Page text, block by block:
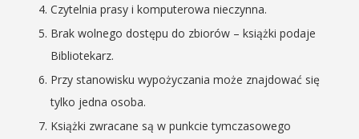
Czytelnia prasy i komputerowa nieczynna.
Brak wolnego dostępu do zbiorów – książki podaje
Bibliotekarz.
Przy stanowisku wypożyczania może znajdować się
tylko jedna osoba.
Książki zwracane są w punkcie tymczasowego